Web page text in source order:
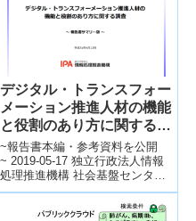
デジタル・トランスフォー
メーション推進人材の機能
と役割のあり方に関する調
査
~報告書本編・参考資料を公開
~ 2019-05-17 独立行政法人情報
処理推進機構 社会基盤センタ
ー 近年、AI（人工知能）やIoT
をはじめとする先端技術の利